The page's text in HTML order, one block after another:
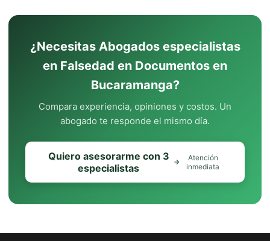
¿Necesitas Abogados especialistas
en Falsedad en Documentos en
Bucaramanga?
Compara experiencia, opiniones y costos. Un
abogado te responde el mismo día.
Quiero asesorarme con 3
especialistas
Atención
inmediata